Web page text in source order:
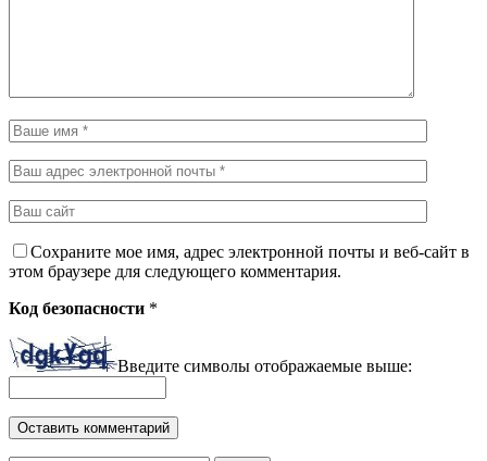
Сохраните мое имя, адрес электронной почты и веб-сайт в
этом браузере для следующего комментария.
Код безопасности *
Введите символы отображаемые выше: